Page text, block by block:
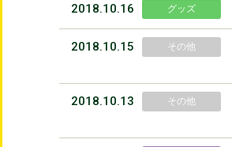
2018.10.16 グッズ
2018.10.15 その他
2018.10.13 その他